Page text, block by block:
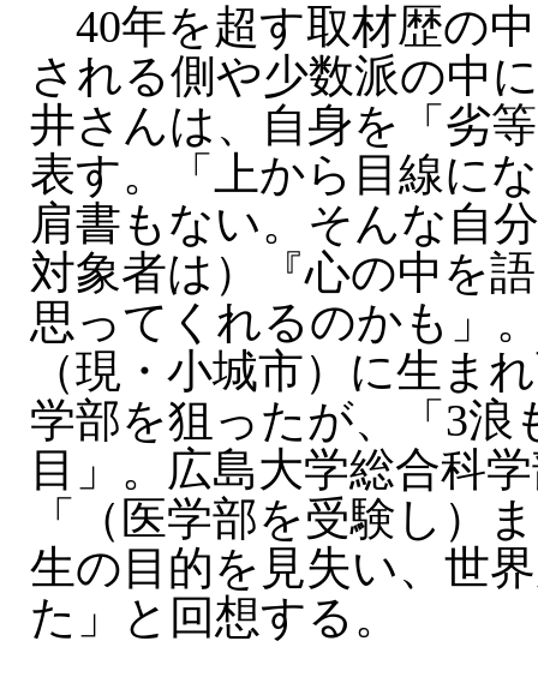
40年を超す取材歴の
される側や少数派の中
井さんは、自身を「劣
表す。「上から目線に
肩書もない。そんな自
対象者は）『心の中を
思ってくれるのかも」
（現・小城市）に生ま
学部を狙ったが、「3浪
目」。広島大学総合科
「（医学部を受験し）
生の目的を見失い、世
た」と回想する。